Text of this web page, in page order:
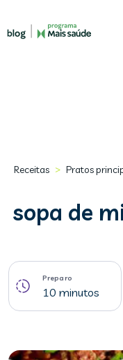
Receitas > Pratos
sopa de
Preparo
10 minutos